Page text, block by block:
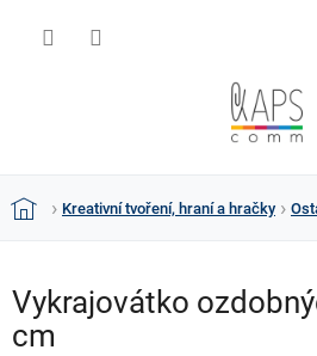
DomůKreativní tvoření, hraní a hračky
Vykrajovátko
cm